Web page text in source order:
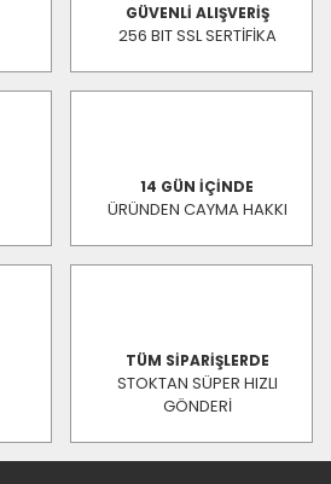
GÜVENLİ ALIŞVERİŞ
256 BIT SSL SERTİFİKA
14 GÜN İÇİNDE
ÜRÜNDEN CAYMA HAKKI
TÜM SİPARİŞLERDE
STOKTAN SÜPER HIZLI
GÖNDERİ